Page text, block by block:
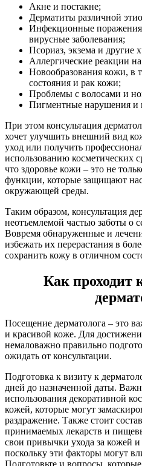
Акне и постакне;
Дерматиты различной
Инфекционные
вирусные заболевания;
Псориаз, экзема и другие
Аллергические реакции
Новообразования кожи, в
состояния и рак кожи;
Проблемы с волосами и
Пигментные нарушения и
При этом консультация
хочет улучшить внешний вид
уход или получить
использованию косметических
что здоровье кожи – это не
функции, которые защищают
окружающей среды.
Таким образом, консультация
неотъемлемой частью заботы о
Вовремя обнаруженные и
избежать их перерастания в
сохранить кожу в отличном
Как проходит
Посещение дерматолога – это
и красивой коже. Для
немаловажно правильно
ожидать от консультации.
Подготовка к визиту к
дней до назначенной даты.
использования декоративной
кожей, которые могут
раздражение. Также стоит
принимаемых лекарств и
свои привычки ухода за кожей
поскольку эти факторы могут
Подготовьте и вопросы, которые